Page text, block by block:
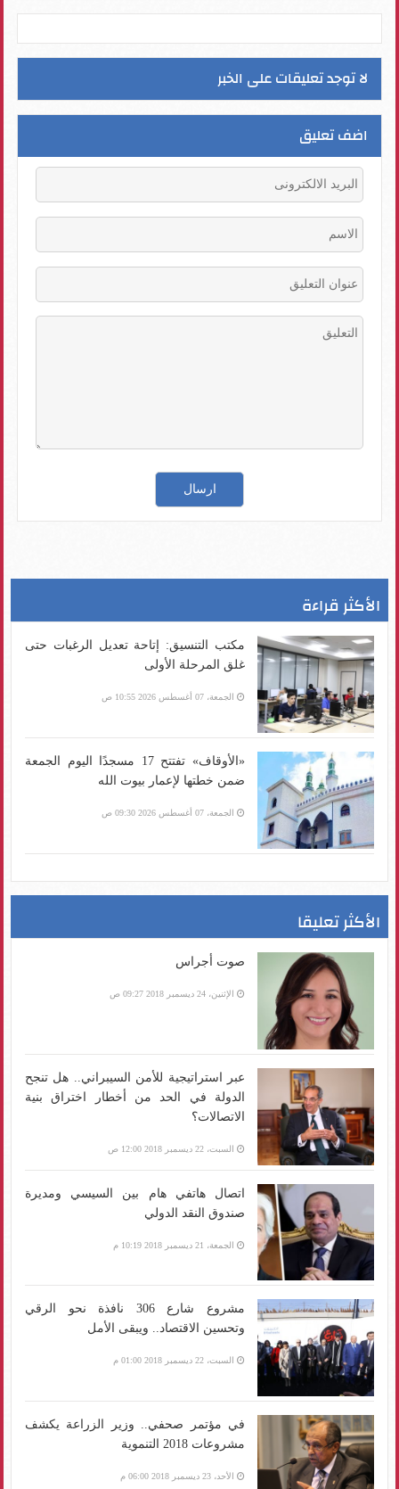
لا توجد تعليقات على الخبر
اضف تعليق
الأكثر قراءة
مكتب التنسيق: إتاحة تعديل الرغبات حتى
غلق المرحلة الأولى
الجمعة، 07 أغسطس 2026 10:55 ص
«الأوقاف» تفتتح 17 مسجدًا اليوم الجمعة
ضمن خطتها لإعمار بيوت الله
الجمعة، 07 أغسطس 2026 09:30 ص
الأكثر تعليقا
صوت أجراس
الإثنين، 24 ديسمبر 2018 09:27 ص
عبر استراتيجية للأمن السيبراني.. هل تنجح
الدولة في الحد من أخطار اختراق بنية
الاتصالات؟
السبت، 22 ديسمبر 2018 12:00 ص
اتصال هاتفي هام بين السيسي ومديرة
صندوق النقد الدولي
الجمعة، 21 ديسمبر 2018 10:19 م
مشروع شارع 306 نافذة نحو الرقي
وتحسين الاقتصاد.. ويبقى الأمل
السبت، 22 ديسمبر 2018 01:00 م
في مؤتمر صحفي.. وزير الزراعة يكشف
مشروعات 2018 التنموية
الأحد، 23 ديسمبر 2018 06:00 م